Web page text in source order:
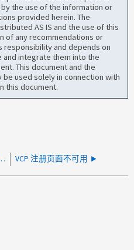
the use of the information or
provided herein. The
AS IS and the use of this
of any recommendations or
responsibility and depends on
integrate them into the
This document and the
used solely in connection with
this document.
失败，语法无效 VCP 注册页面不可用